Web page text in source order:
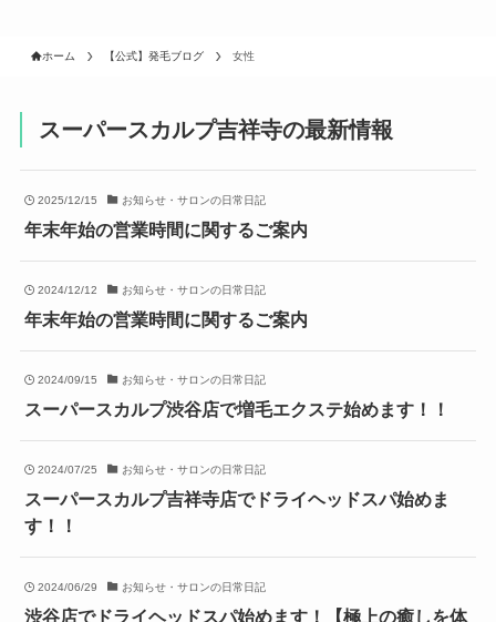
ホーム 【公式】発毛ブログ 女性
スーパースカルプ吉祥寺の最新情報
2025/12/15 お知らせ・サロンの日常日記
年末年始の営業時間に関するご案内
2024/12/12 お知らせ・サロンの日常日記
年末年始の営業時間に関するご案内
2024/09/15 お知らせ・サロンの日常日記
スーパースカルプ渋谷店で増毛エクステ始めます！！
2024/07/25 お知らせ・サロンの日常日記
スーパースカルプ吉祥寺店でドライヘッドスパ始めま
す！！
2024/06/29 お知らせ・サロンの日常日記
渋谷店でドライヘッドスパ始めます！【極上の癒しを体